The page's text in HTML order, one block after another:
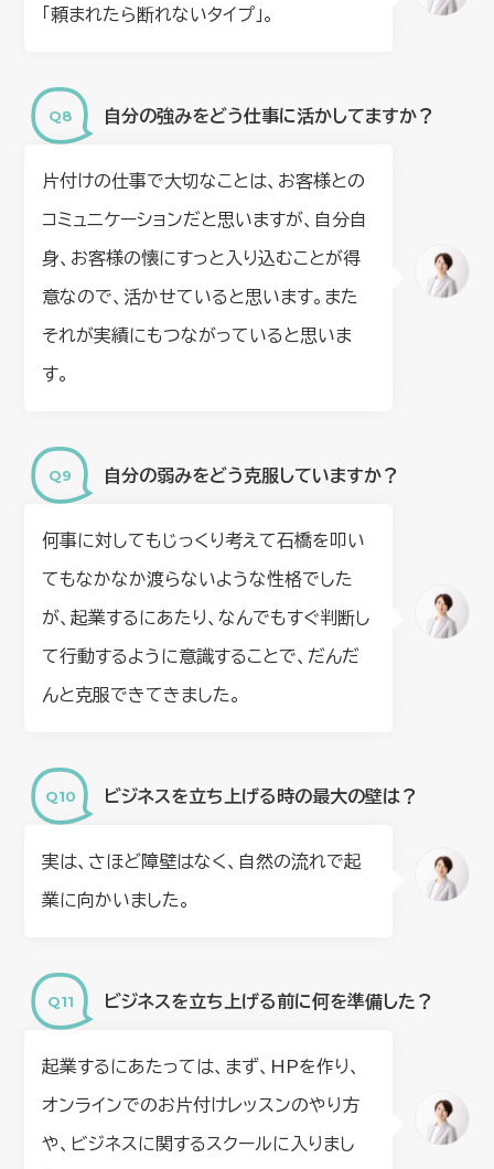
「頼まれたら断れないタイプ」。
自分の強みをどう仕事に活かしてますか？
片付けの仕事で大切なことは、お客様との
コミュニケーションだと思いますが、自分自
身、お客様の懐にすっと入り込むことが得
意なので、活かせていると思います。また
それが実績にもつながっていると思いま
す。
自分の弱みをどう克服していますか？
何事に対してもじっくり考えて石橋を叩い
てもなかなか渡らないような性格でした
が、起業するにあたり、なんでもすぐ判断し
て行動するように意識することで、だんだ
んと克服できてきました。
ビジネスを立ち上げる時の最大の壁は？
実は、さほど障壁はなく、自然の流れで起
業に向かいました。
ビジネスを立ち上げる前に何を準備した？
起業するにあたっては、まず、HPを作り、
オンラインでのお片付けレッスンのやり方
や、ビジネスに関するスクールに入りまし